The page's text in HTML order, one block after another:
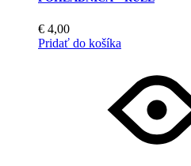
€ 4,00
Pridať do košíka